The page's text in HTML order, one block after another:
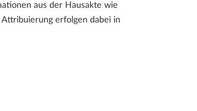
aus der Hausakte wie
erfolgen dabei in